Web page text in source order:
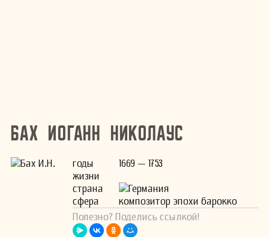
Бах Иоганн Николаус
годы
жизни
1669 — 1753
страна
Германия
сфера
композитор эпохи барокко
Полезно? Поделись ссылкой!